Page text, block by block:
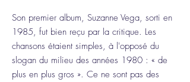
Son premier album, Suzanne Vega, sorti en
1985, fut bien reçu par la critique. Les
chansons étaient simples, à l'opposé du
slogan du milieu des années 1980 : « de
plus en plus gros ». Ce ne sont pas des